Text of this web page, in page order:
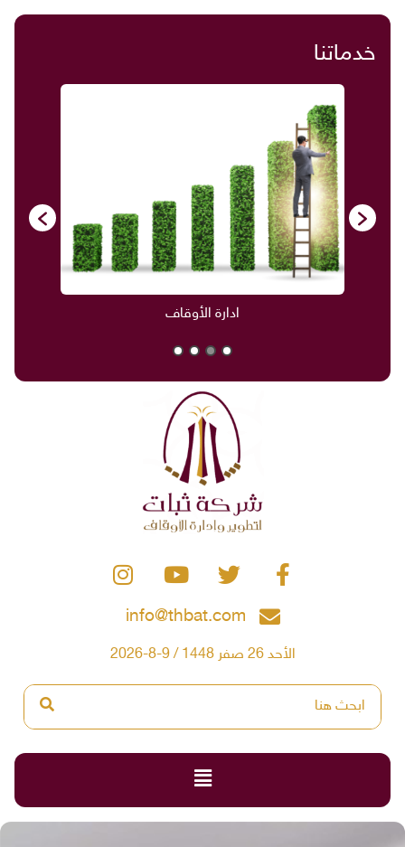
خدماتنا
ادارة الأوقاف
info@thbat.com
الأحد 26 صفر 1448 / 9-8-2026